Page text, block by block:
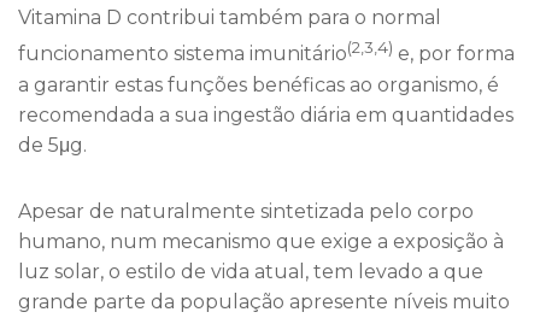
Vitamina D contribui também para o normal
funcionamento sistema imunitário(2,3,4) e, por forma
a garantir estas funções benéficas ao organismo, é
recomendada a sua ingestão diária em quantidades
de 5μg.
Apesar de naturalmente sintetizada pelo corpo
humano, num mecanismo que exige a exposição à
luz solar, o estilo de vida atual, tem levado a que
grande parte da população apresente níveis muito